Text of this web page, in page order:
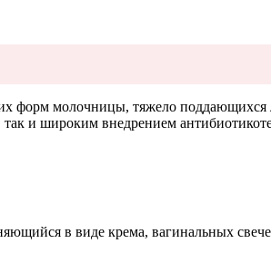
форм молочницы, тяжело
и широким внедрением
в виде крема, вагинальных